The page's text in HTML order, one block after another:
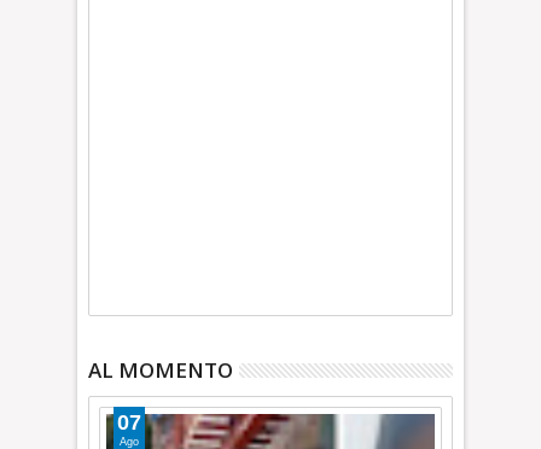
AL MOMENTO
07
Ago